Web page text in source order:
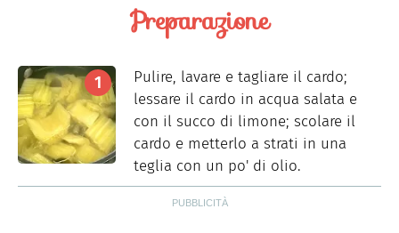
Preparazione
Pulire, lavare e tagliare il cardo;
lessare il cardo in acqua salata e
con il succo di limone; scolare il
cardo e metterlo a strati in una
teglia con un po' di olio.